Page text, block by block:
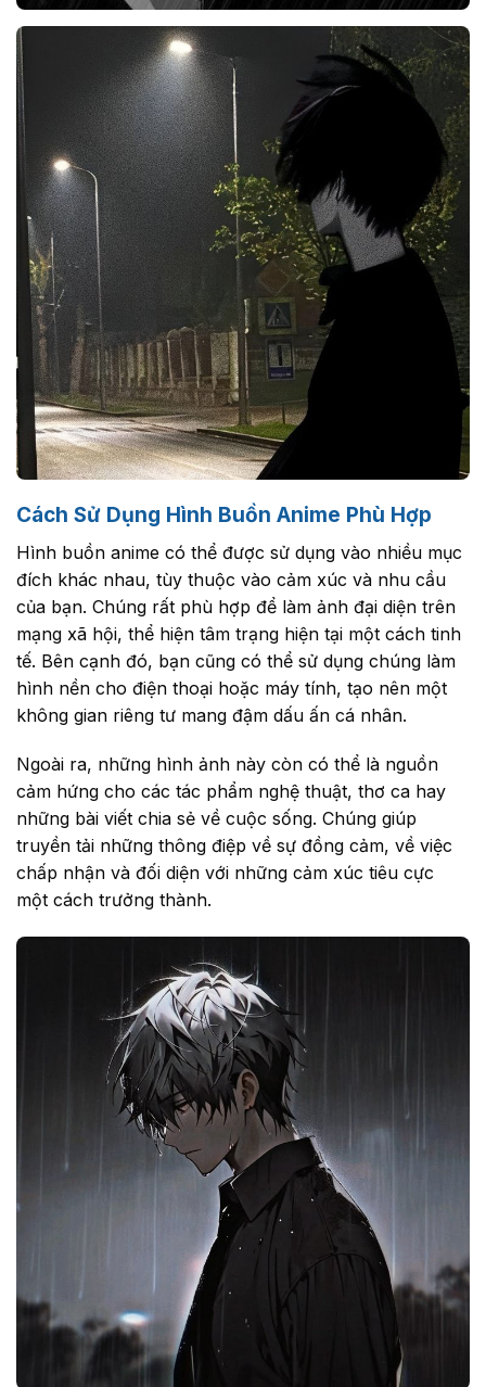
Cách Sử Dụng Hình Buồn Anime Phù Hợp
Hình buồn anime có thể được sử dụng vào nhiều mục
đích khác nhau, tùy thuộc vào cảm xúc và nhu cầu
của bạn. Chúng rất phù hợp để làm ảnh đại diện trên
mạng xã hội, thể hiện tâm trạng hiện tại một cách tinh
tế. Bên cạnh đó, bạn cũng có thể sử dụng chúng làm
hình nền cho điện thoại hoặc máy tính, tạo nên một
không gian riêng tư mang đậm dấu ấn cá nhân.
Ngoài ra, những hình ảnh này còn có thể là nguồn
cảm hứng cho các tác phẩm nghệ thuật, thơ ca hay
những bài viết chia sẻ về cuộc sống. Chúng giúp
truyền tải những thông điệp về sự đồng cảm, về việc
chấp nhận và đối diện với những cảm xúc tiêu cực
một cách trưởng thành.